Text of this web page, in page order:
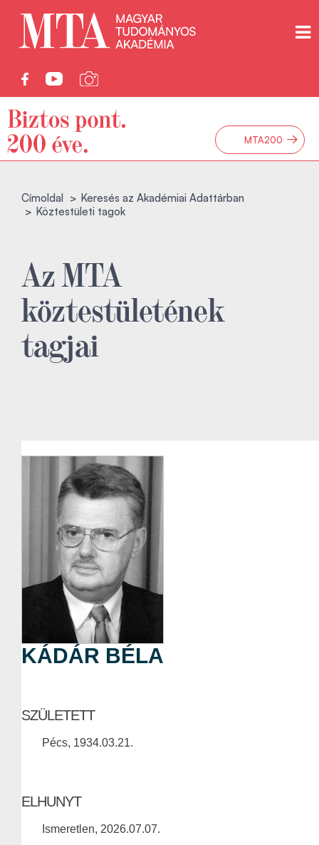
MTA200 →
Címoldal
Keresés az Akadémiai Adattárban
Köztestületi tagok
Az MTA
köztestületének
tagjai
KÁDÁR BÉLA
SZÜLETETT
Pécs, 1934.03.21.
ELHUNYT
Ismeretlen, 2026.07.07.